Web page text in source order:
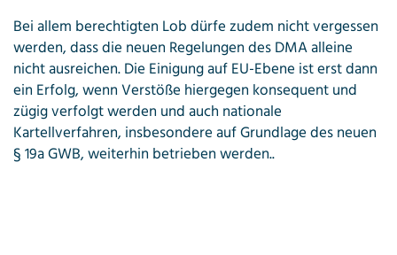
Bei allem berechtigten Lob dürfe zudem nicht vergessen
werden, dass die neuen Regelungen des DMA alleine
nicht ausreichen. Die Einigung auf EU-Ebene ist erst dann
ein Erfolg, wenn Verstöße hiergegen konsequent und
zügig verfolgt werden und auch nationale
Kartellverfahren, insbesondere auf Grundlage des neuen
§ 19a GWB, weiterhin betrieben werden..